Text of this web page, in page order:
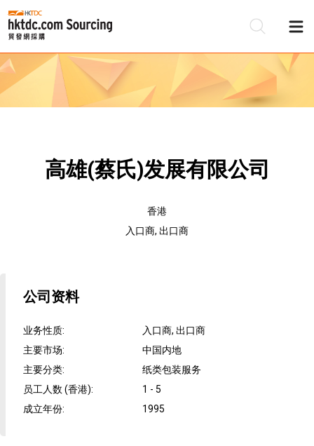
高雄(蔡氏)发展有限公司
香港
入口商, 出口商
公司资料
业务性质:
入口商, 出口商
主要市场:
中国内地
主要分类:
纸类包装服务
员工人数 (香港):
1 - 5
成立年份: 1995